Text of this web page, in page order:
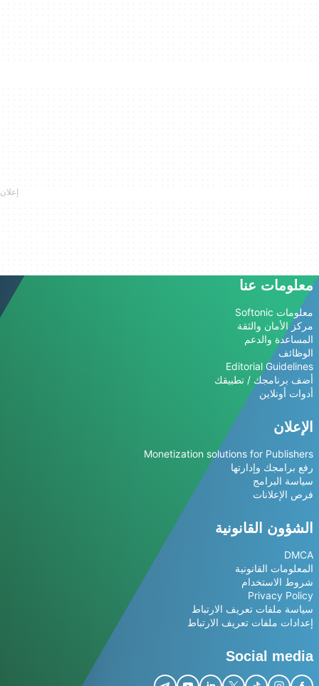
معلومات عنا
معلومات Softonic
مركز الأمان والثقة
المساعدة والدعم
الوظائف
Editorial Guidelines
أضف برنامجك / تطبيقك
أدوات أونلاين
الإعلان
Monetization solutions for Publishers
رفع برامجك وإدارتها
سياسة البرامج
فرص الإعلانات
الشؤون القانونية
DMCA
المعلومات القانونية
شروط الاستخدام
Privacy Policy
سياسة ملفات تعريف الارتباط
إعدادات ملفات تعريف الارتباط
Social media